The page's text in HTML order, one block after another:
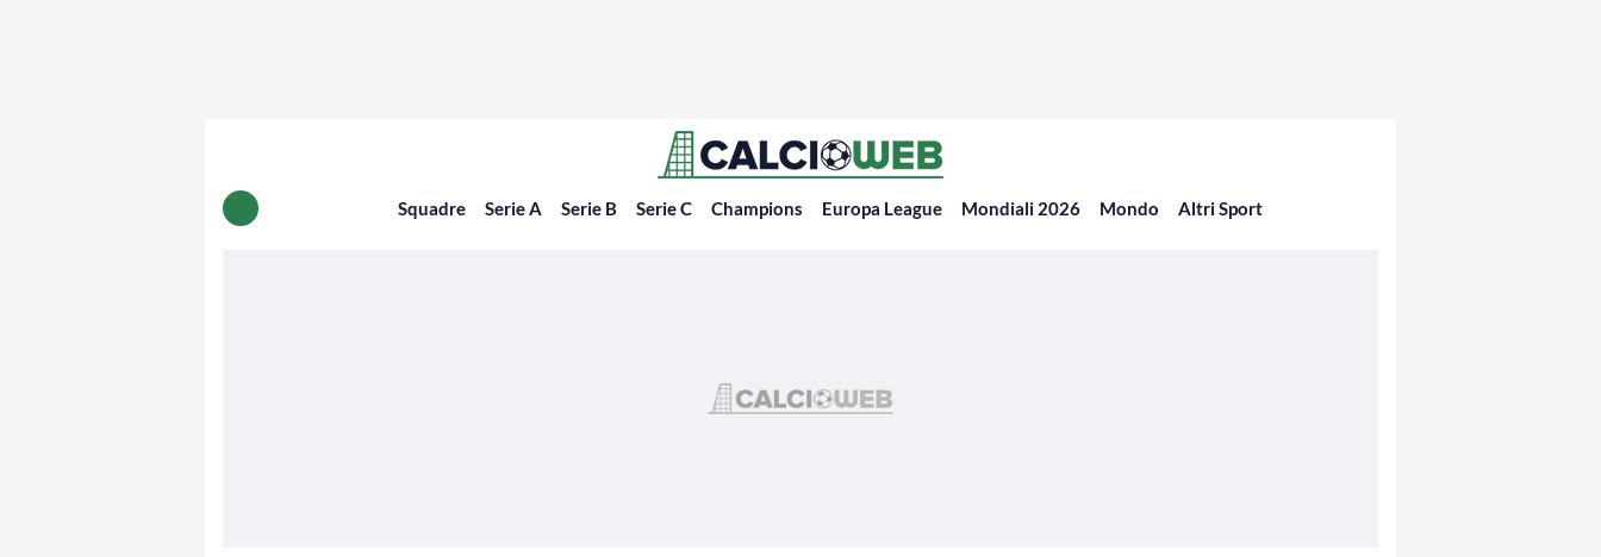
Squadre Serie A Serie B Serie C Champions Europa League Mondiali 2026 Mondo Altri Sport